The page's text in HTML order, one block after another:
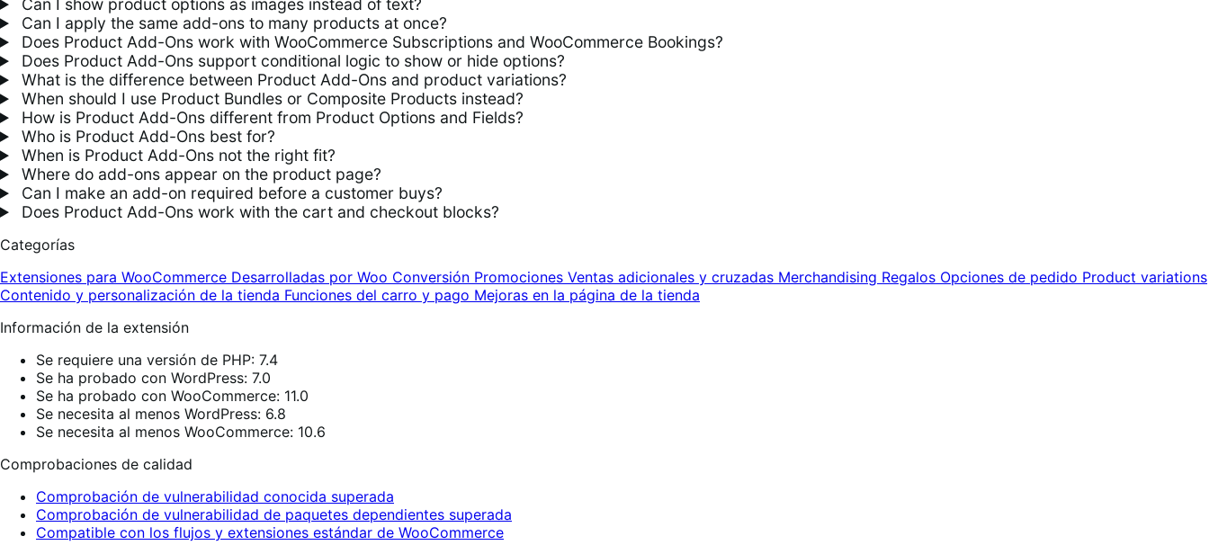
Can I show product options as images instead of text?
Can I apply the same add-ons to many products at once?
Does Product Add-Ons work with WooCommerce Subscriptions and WooCommerce Bookings?
Does Product Add-Ons support conditional logic to show or hide options?
What is the difference between Product Add-Ons and product variations?
When should I use Product Bundles or Composite Products instead?
How is Product Add-Ons different from Product Options and Fields?
Who is Product Add-Ons best for?
When is Product Add-Ons not the right fit?
Where do add-ons appear on the product page?
Can I make an add-on required before a customer buys?
Does Product Add-Ons work with the cart and checkout blocks?
Categorías
Extensiones para WooCommerce Desarrolladas por Woo Conversión Promociones Ventas adicionales y cruzadas Merchandising Regalos Opciones de pedido Product variations
Contenido y personalización de la tienda Funciones del carro y pago Mejoras en la página de la tienda
Información de la extensión
Se requiere una versión de PHP: 7.4
Se ha probado con WordPress: 7.0
Se ha probado con WooCommerce: 11.0
Se necesita al menos WordPress: 6.8
Se necesita al menos WooCommerce: 10.6
Comprobaciones de calidad
Comprobación de vulnerabilidad conocida superada
Comprobación de vulnerabilidad de paquetes dependientes superada
Compatible con los flujos y extensiones estándar de WooCommerce